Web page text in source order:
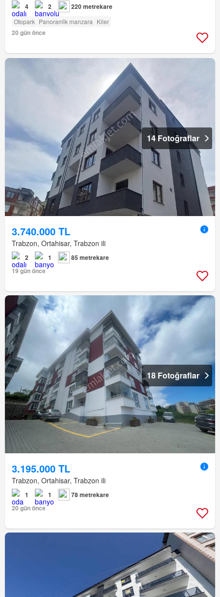
4 2 220 metrekare
Otopark Panorami̇k manzara Kiler
20 gün önce
14 Fotoğraflar
3.740.000 TL
Trabzon, Ortahisar, Trabzon ili
2 1
85 metrekare
19 gün önce
18 Fotoğraflar
3.195.000 TL
Trabzon, Ortahisar, Trabzon ili
1 1
78 metrekare
20 gün önce